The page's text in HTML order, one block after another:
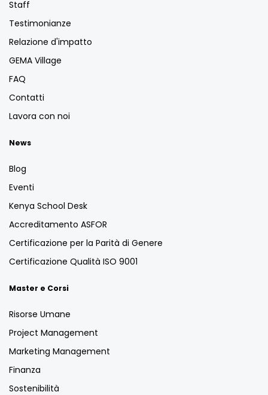
Staff
Testimonianze
Relazione d'impatto
GEMA Village
FAQ
Contatti
Lavora con noi
News
Blog
Eventi
Kenya School Desk
Accreditamento ASFOR
Certificazione per la Parità di Genere
Certificazione Qualità ISO 9001
Master e Corsi
Risorse Umane
Project Management
Marketing Management
Finanza
Sostenibilità